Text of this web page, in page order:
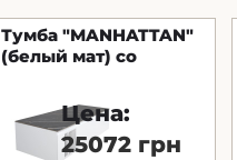
Тумба "MANHATTAN"
(белый мат) со
умывальника
Цена:
25072 грн